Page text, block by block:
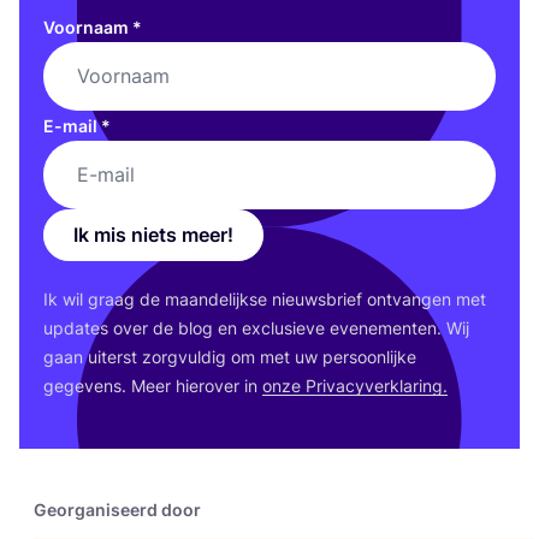
Georganiseerd door
Voornaam *
E-mail*
Ik mis niets meer!
Ik wil graag de maan­de­lijk­se nieuws­brief ont­van­gen met
upda­tes over de blog en exclu­sie­ve eve­ne­men­ten. Wij
gaan uiterst zorg­vul­dig om met uw per­soon­lij­ke
gege­vens. Meer hier­over in onze Pri­va­cy­ver­kla­ring.